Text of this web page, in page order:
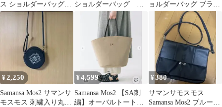
ス ショルダーバッグ
2way
ショルダーバッグ ブ
ョルダーバッグ ブラッ
¥2,250
Samansa Mos2 サマンサ
モスモス 刺繍入り丸型
¥4,599
Samansa Mos2 【SA刺
繍】オーバルトートバ
¥380
サマンサモスモス
Samansa Mos2 ブルー